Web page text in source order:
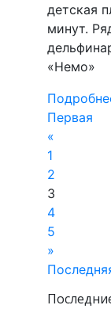
детская
минут.
«Немо»
Первая
«
1
2
3
4
5
»